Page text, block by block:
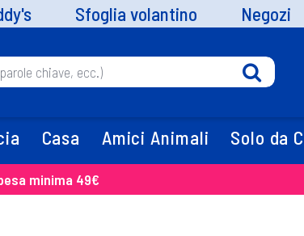
Sfoglia volantino Negozi
Casa Amici Animali Solo da
minima 49€